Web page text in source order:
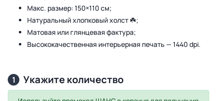
Макс. размер: 150×110 см;
Натуральный хлопковый холст ☘️;
Матовая или глянцевая фактура;
Высококачественная интерьерная печать — 1440 dpi.
1 Укажите количество